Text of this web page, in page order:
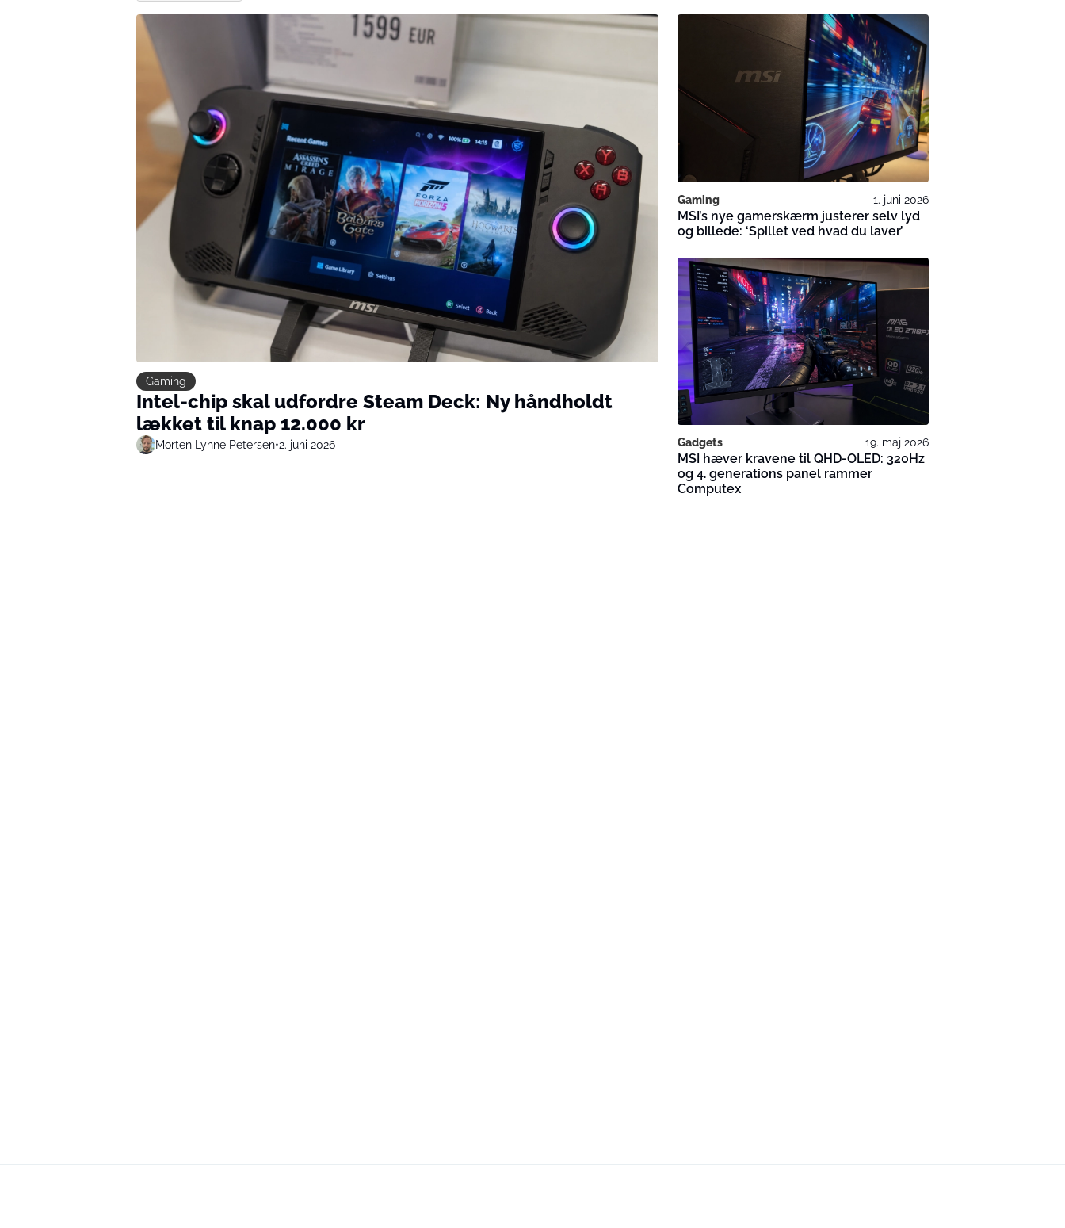
Gaming
Intel-chip skal udfordre Steam Deck: Ny håndholdt
lækket til knap 12.000 kr
Morten Lyhne Petersen•2. juni 2026
Gaming 1. juni 2026
MSI’s nye gamerskærm justerer selv lyd
og billede: ‘Spillet ved hvad du laver’
Gadgets 19. maj 2026
MSI hæver kravene til QHD-OLED: 320Hz
og 4. generations panel rammer
Computex